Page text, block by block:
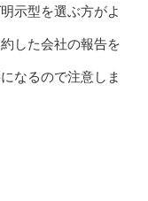
示型を選ぶ方がよ
した会社の報告を
なるので注意しま